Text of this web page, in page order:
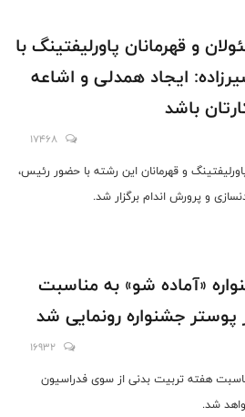
و قهرمانان پاورلیفتینگ با
ایجاد همدلی و اشاعه
باشد
17468
و قهرمانان این رشته با حضور رئیس،
و پرورش اندام برگزار شد.
«آماده شو» به مناسبت
جشنواره رونمایی شد
16932
هفته تربیت بدنی از سوی فدراسیون
شد.